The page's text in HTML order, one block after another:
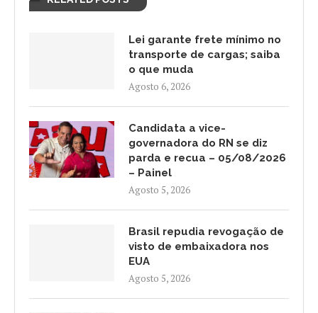
Lei garante frete mínimo no
transporte de cargas; saiba
o que muda
Agosto 6, 2026
Candidata a vice-
governadora do RN se diz
parda e recua – 05/08/2026
– Painel
Agosto 5, 2026
Brasil repudia revogação de
visto de embaixadora nos
EUA
Agosto 5, 2026